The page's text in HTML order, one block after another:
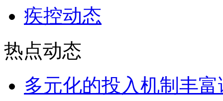
疾控动态
热点动态
多元化的投入机制丰富